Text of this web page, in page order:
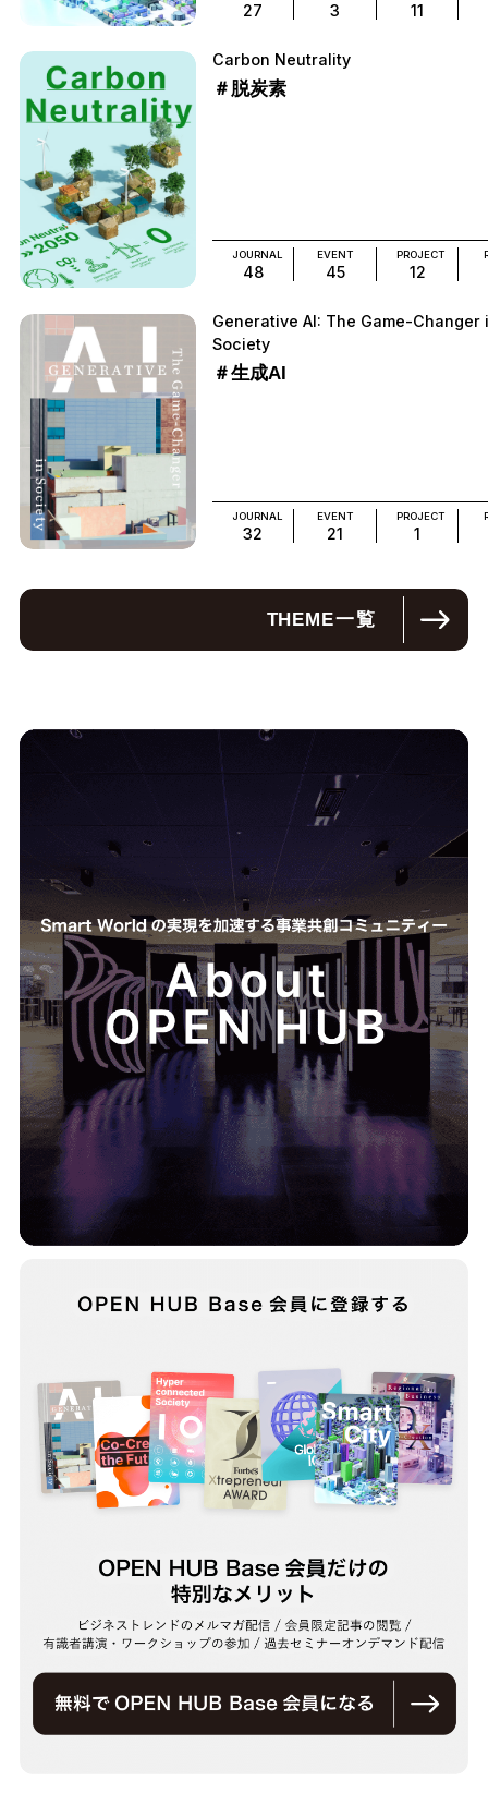
27 3 11
Carbon Neutrality
＃脱炭素
JOURNAL
48
EVENT
45
PROJECT
12
Generative AI: The Game-Changer
Society
＃生成AI
JOURNAL
32
EVENT
21
PROJECT
1
THEME一覧